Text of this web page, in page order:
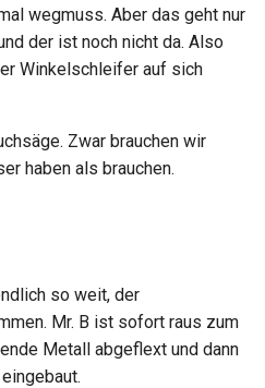
wegmuss. Aber das geht nur
der ist noch nicht da. Also
Winkelschleifer auf sich
Zwar brauchen wir
haben als brauchen.
so weit, der
Mr. B ist sofort raus zum
Metall abgeflext und dann